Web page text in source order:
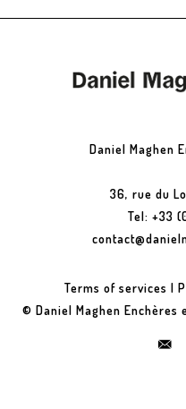
Daniel Maghen
36, rue du
Tel: +33
Terms of services |
© Daniel Maghen